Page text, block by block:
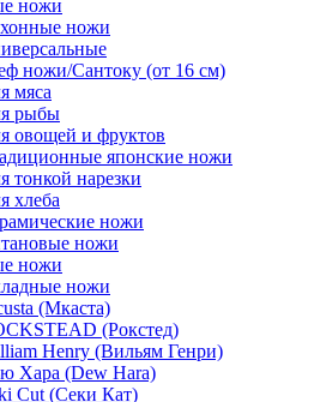
ножи
ножи
ножи/Сантоку (от 16 см)
мяса
рыбы
овощей и фруктов
японские ножи
тонкой нарезки
хлеба
ножи
ножи
ножи
ножи
(Мкаста)
(Рокстед)
Henry (Вильям Генри)
Хара (Dew Hara)
Cut (Секи Кат)